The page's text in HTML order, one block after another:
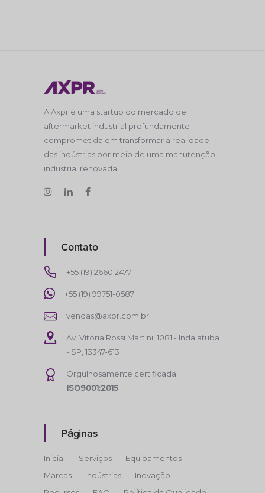
A Axpr é uma startup do mercado de
aftermarket industrial profundamente
comprometida em transformar a realidade
das indústrias por meio de uma manutenção
industrial renovada.
Contato
+55 (19) 2660.2477
+55 (19) 99751-0587
vendas@axpr.com.br
Av. Vitória Rossi Martini, 1081 - Indaiatuba
- SP, 13347-613
Orgulhosamente certificada
ISO9001:2015
Páginas
Inicial Serviços
Equipamentos
Marcas
Indústrias
Inovação